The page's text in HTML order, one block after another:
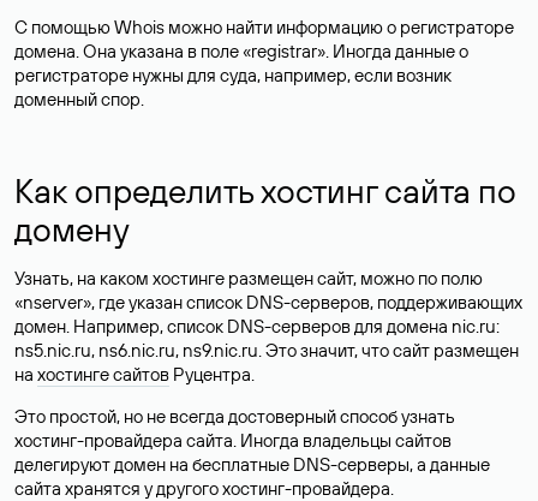
С помощью Whois можно найти информацию о регистраторе
домена. Она указана в поле «registrar». Иногда данные о
регистраторе нужны для суда, например, если возник
доменный спор.
Как определить хостинг сайта по
домену
Узнать, на каком хостинге размещен сайт, можно по полю
«nserver», где указан список DNS-серверов, поддерживающих
домен. Например, список DNS-серверов для домена nic.ru:
ns5.nic.ru, ns6.nic.ru, ns9.nic.ru. Это значит, что сайт размещен
на хостинге сайтов Руцентра.
Это простой, но не всегда достоверный способ узнать
хостинг-провайдера сайта. Иногда владельцы сайтов
делегируют домен на бесплатные DNS-серверы, а данные
сайта хранятся у другого хостинг-провайдера.